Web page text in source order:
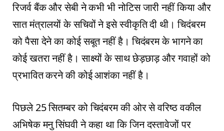
रिजर्व बैंक और सेबी ने कभी भी नोटिस जारी नहीं किया और
सात मंत्रालयों के सचिवों ने इसे स्वीकृति दी थी। चिदंबरम
को पैसा देने का कोई सबूत नहीं है। चिदंबरम के भागने का
कोई खतरा नहीं है। साक्ष्यों के साथ छेड़छाड़ और गवाहों को
प्रभावित करने की कोई आशंका नहीं है।
पिछले 25 सितम्बर को चिदंबरम की ओर से वरिष्ठ वकील
अभिषेक मनु सिंघवी ने कहा था कि जिन दस्तावेजों पर